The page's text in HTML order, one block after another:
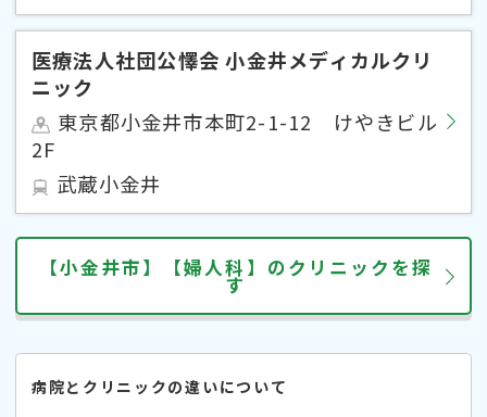
医療法人社団公懌会 小金井メディカルクリ
ニック
東京都小金井市本町2-1-12 けやきビル
2F
武蔵小金井
【小金井市】【婦人科】のクリニックを探
す
病院とクリニックの違いについて